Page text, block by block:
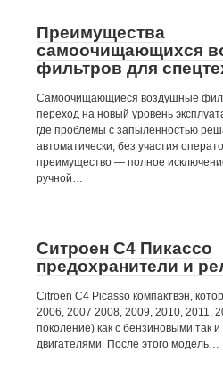
Преимущества
самоочищающихся
фильтров для
Самоочищающиеся воздушные
переход на новый уровень
где проблемы с запыленностью
автоматически, без участия
преимущество — полное
ручной…
Ситроен С4 Пикассо
предохранители и
Citroen C4 Picasso компактвэн,
2006, 2007 2008, 2009, 2010, 2011,
поколение) как с бензиновыми так
двигателями. После этого модель…